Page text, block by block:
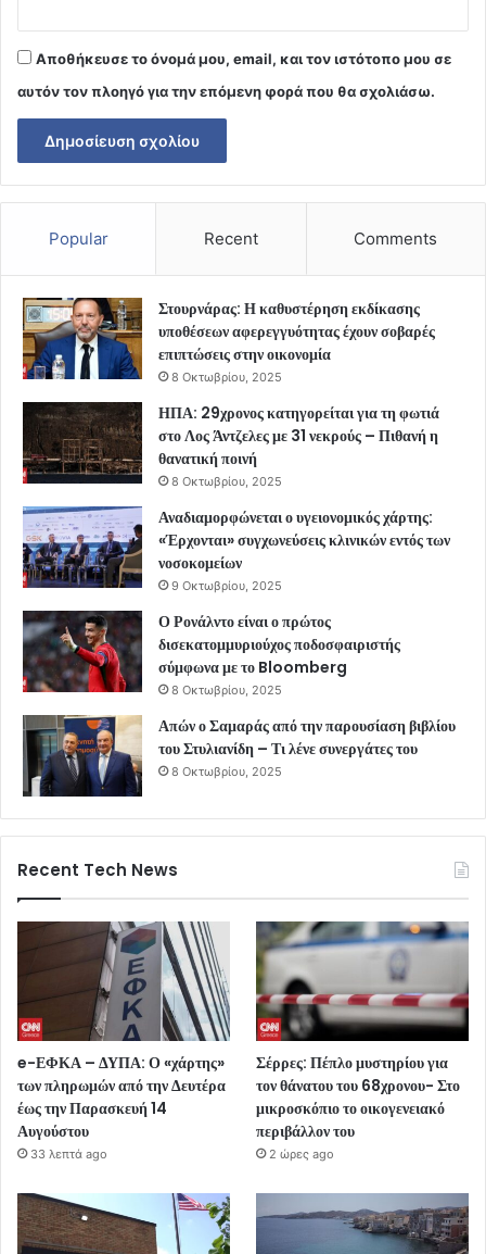
Αποθήκευσε το όνομά μου, email, και τον ιστότοπο μου σε
αυτόν τον πλοηγό για την επόμενη φορά που θα σχολιάσω.
Popular Recent Comments
Στουρνάρας: Η καθυστέρηση εκδίκασης
υποθέσεων αφερεγγυότητας έχουν σοβαρές
επιπτώσεις στην οικονομία
8 Οκτωβρίου, 2025
ΗΠΑ: 29χρονος κατηγορείται για τη φωτιά
στο Λος Άντζελες με 31 νεκρούς – Πιθανή η
θανατική ποινή
8 Οκτωβρίου, 2025
Αναδιαμορφώνεται ο υγειονομικός χάρτης:
«Έρχονται» συγχωνεύσεις κλινικών εντός των
νοσοκομείων
9 Οκτωβρίου, 2025
Ο Ρονάλντο είναι ο πρώτος
δισεκατομμυριούχος ποδοσφαιριστής
σύμφωνα με το Bloomberg
8 Οκτωβρίου, 2025
Απών ο Σαμαράς από την παρουσίαση βιβλίου
του Στυλιανίδη – Τι λένε συνεργάτες του
8 Οκτωβρίου, 2025
Recent Tech News
e-ΕΦΚΑ – ΔΥΠΑ: Ο «χάρτης»
των πληρωμών από την Δευτέρα
έως την Παρασκευή 14
Αυγούστου
33 λεπτά ago
Σέρρες: Πέπλο μυστηρίου για
τον θάνατου του 68χρονου- Στο
μικροσκόπιο το οικογενειακό
περιβάλλον του
2 ώρες ago